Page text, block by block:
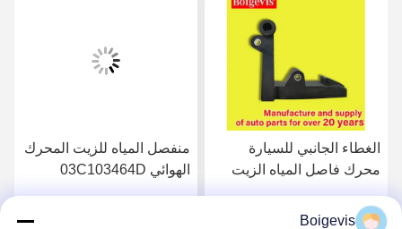
الغطاء الجانبي للسيارة
محرك فاصل المياه الزيت
03C103774 لـ 16V 1.6
منفصل المياه للزيت المحرك
الهوائي 03C103464D
Boigevis